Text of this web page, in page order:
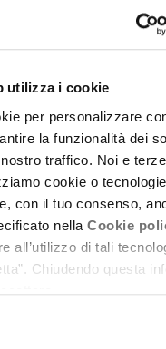
utilizza i cookie
per personalizzare
la funzionalità dei
traffico. Noi e
cookie o
con il tuo consenso,
nella Cookie
all’utilizzo di tali
Chiudendo questa
al centro della Nuova
Cisl Andrea